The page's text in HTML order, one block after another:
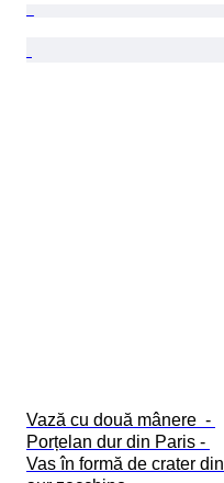
Vază cu două mânere  -
Porțelan dur din Paris -
Vas în formă de crater din